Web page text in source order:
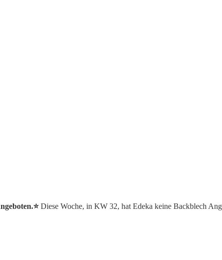
Diese Woche, in KW 32, hat Edeka keine Backblech